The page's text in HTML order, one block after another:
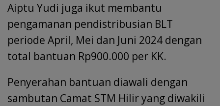
Aiptu Yudi juga ikut membantu
pengamanan pendistribusian BLT
periode April, Mei dan Juni 2024 dengan
total bantuan Rp900.000 per KK.
Penyerahan bantuan diawali dengan
sambutan Camat STM Hilir yang diwakili